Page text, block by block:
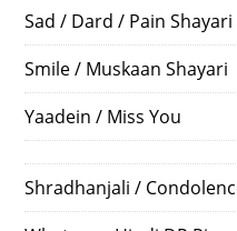
Sad / Dard / Pain Shayari
Smile / Muskaan Shayari
Yaadein / Miss You
Shradhanjali /